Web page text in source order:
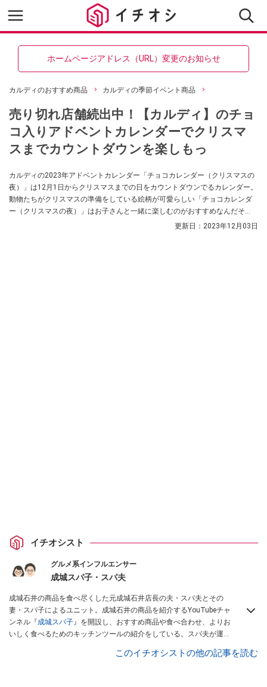
ホームページアドレス（URL）変更のお知らせ
カルディのおすすめ商品 カルディの季節イベント商品
売り切れ店舗続出中！【カルディ】のチョ
コ入りアドベントカレンダーでクリスマ
スまでカウントダウンを楽しもっ
カルディの2023年アドベントカレンダー「チョコカレンダー（クリスマスの
夜）」は12月1日からクリスマスまでの日をカウントダウンでるカレンダー。
動物たちがクリスマスの準備をしている絵柄が可愛らしい「チョコカレンダ
ー（クリスマスの夜）」はお子さんと一緒に楽しむのがおすすめなんだそ
う。在庫切れになっている店舗も多い「チョコカレンダー（クリスマスの
更新日： 2023年12月03日
イチオシスト
グルメ系インフルエンサー
成城スパ子・スパ夫
成城石井の商品を食べ尽くした元成城石井店長の夫・スパ夫とその
妻・スパ子によるユニット。成城石井の商品を紹介するYouTubeチャ
ンネル『成城スパ子』を開設し、おすすめ商品や食べ合わせ、よりお
いしく食べるためのキッチンツールの紹介をしている。スパ夫が運営
ー、ちょっとした雑学等、商品のディープな魅力を発信している。
このイチオシストの他の記事を読む